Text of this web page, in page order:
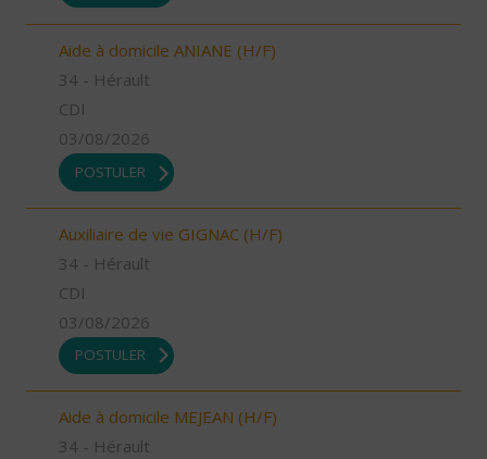
Aide à domicile ANIANE (H/F)
34 - Hérault
CDI
03/08/2026
POSTULER
Auxiliaire de vie GIGNAC (H/F)
34 - Hérault
CDI
03/08/2026
POSTULER
Aide à domicile MEJEAN (H/F)
34 - Hérault